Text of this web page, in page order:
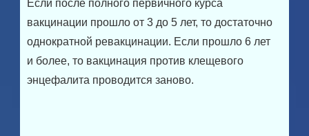
Если после полного первичного курса
вакцинации прошло от 3 до 5 лет, то достаточно
однократной ревакцинации. Если прошло 6 лет
и более, то вакцинация против клещевого
энцефалита проводится заново.